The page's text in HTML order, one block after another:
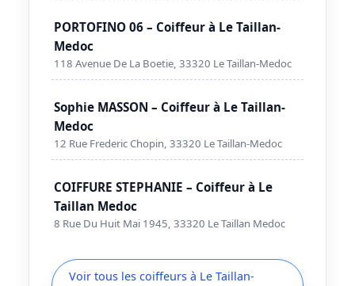
PORTOFINO 06 – Coiffeur à Le Taillan-
Medoc
118 Avenue De La Boetie, 33320 Le Taillan-Medoc
Sophie MASSON – Coiffeur à Le Taillan-
Medoc
12 Rue Frederic Chopin, 33320 Le Taillan-Medoc
COIFFURE STEPHANIE – Coiffeur à Le
Taillan Medoc
8 Rue Du Huit Mai 1945, 33320 Le Taillan Medoc
Voir tous les coiffeurs à Le Taillan-